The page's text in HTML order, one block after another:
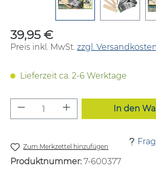
Regulärer Preis:
39,95 €
Preis inkl. MwSt. zzgl.
Lieferzeit ca. 2-6 Werktage
Produkt Anzahl: GibIn den
Zum Merkzettel hinzufügen
Produktnummer: 7-600377